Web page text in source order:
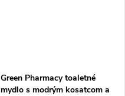
Green Pharmacy toaletné
mydlo s modrým kosatcom a